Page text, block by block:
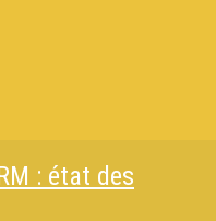
: état des